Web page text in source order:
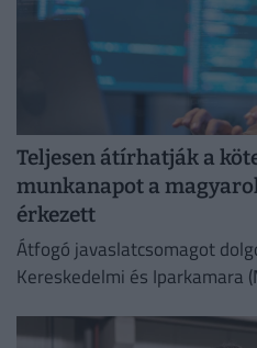
Teljesen átírhatják a
munkanapot a
érkezett
Átfogó javaslatcsomagot
Kereskedelmi és Iparkamara
kezelése érdekében.